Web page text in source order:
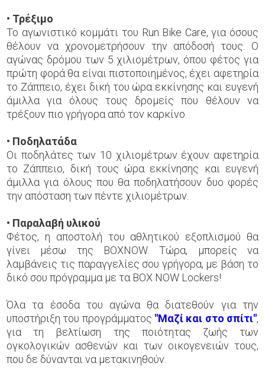
• Τρέξιμο
Το αγωνιστικό κομμάτι του Run Bike Care, για όσους
θέλουν να χρονομετρήσουν την απόδοσή τους. Ο
αγώνας δρόμου των 5 χιλιομέτρων, όπου φέτος για
πρώτη φορά θα είναι πιστοποιημένος, έχει αφετηρία
το Ζάππειο, έχει δική του ώρα εκκίνησης και ευγενή
άμιλλα για όλους τους δρομείς που θέλουν να
τρέξουν πιο γρήγορα από τον καρκίνο.
• Ποδηλατάδα
Οι ποδηλάτες των 10 χιλιομέτρων έχουν αφετηρία
το Ζάππειο, δική τους ώρα εκκίνησης και ευγενή
άμιλλα για όλους που θα ποδηλατήσουν δυο φορές
την απόσταση των πέντε χιλιομέτρων.
• Παραλαβή υλικού
Φέτος, η αποστολή του αθλητικού εξοπλισμού θα
γίνει μέσω της BOXNOW. Τώρα, μπορείς να
λαμβάνεις τις παραγγελίες σου γρήγορα, με βάση το
δικό σου πρόγραμμα με τα BOX NOW Lockers!
Όλα τα έσοδα του αγώνα θα διατεθούν για την
υποστήριξη του προγράμματος "Μαζί και στο σπίτι",
για τη βελτίωση της ποιότητας ζωής των
ογκολογικών ασθενών και των οικογενειών τους,
που δε δύνανται να μετακινηθούν.